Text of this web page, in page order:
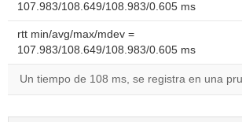
107.983/108.649/108.983/0.605 ms
rtt min/avg/max/mdev =
107.983/108.649/108.983/0.605 ms
Un tiempo de 108 ms, se registra en una